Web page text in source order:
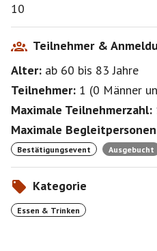
10
Teilnehmer &
Alter: ab 60 bis 83Jahre
Teilnehmer: 1 (0 Männer
Maximale Teilnehmerzahl:
Maximale
Bestätigungsevent Ausgebucht
Kategorie
Essen & Trinken